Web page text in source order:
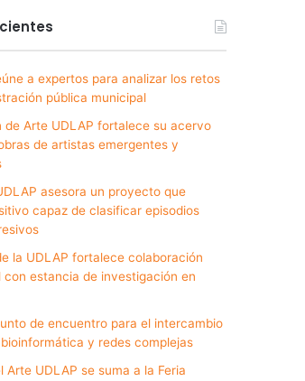
a expertos para analizar los retos
pública municipal
de Arte UDLAP fortalece su acervo
de artistas emergentes y
asesora un proyecto que
capaz de clasificar episodios
la UDLAP fortalece colaboración
con estancia de investigación en
de encuentro para el intercambio
y redes complejas
Arte UDLAP se suma a la Feria